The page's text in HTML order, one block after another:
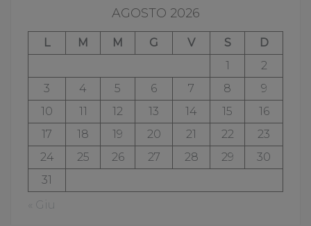
AGOSTO 2026
L M M G V S
D
1
2
3
4 5 6 7 8
9
10
11 12 13 14 15
16
17
18 19 20 21 22
23
24
25 26 27 28 29
30
31
« Giu